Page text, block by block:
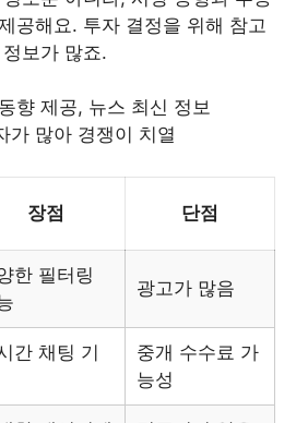
공해요. 투자 결정을 위해 참고
보가 많죠.
향 제공, 뉴스 최신 정보
가 많아 경쟁이 치열
장점 단점
한 필터링
광고가 많음
간 채팅 기
중개 수수료 가
능성